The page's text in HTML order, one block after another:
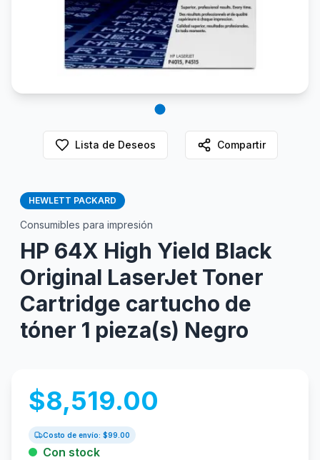
Lista de Deseos Compartir
HEWLETT PACKARD
Consumibles para impresión
HP 64X High Yield Black
Original LaserJet Toner
Cartridge cartucho de
tóner 1 pieza(s) Negro
$8,519.00
Costo de envío: $99.00
Con stock